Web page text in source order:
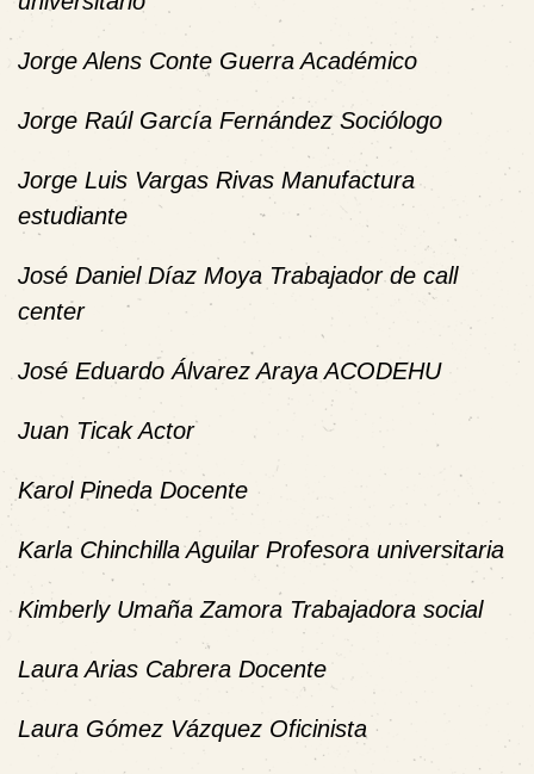
Jorge Alens Conte Guerra Académico
Jorge Raúl García Fernández Sociólogo
Jorge Luis Vargas Rivas Manufactura
estudiante
José Daniel Díaz Moya Trabajador de call
center
José Eduardo Álvarez Araya ACODEHU
Juan Ticak Actor
Karol Pineda Docente
Karla Chinchilla Aguilar Profesora universitaria
Kimberly Umaña Zamora Trabajadora social
Laura Arias Cabrera Docente
Laura Gómez Vázquez Oficinista